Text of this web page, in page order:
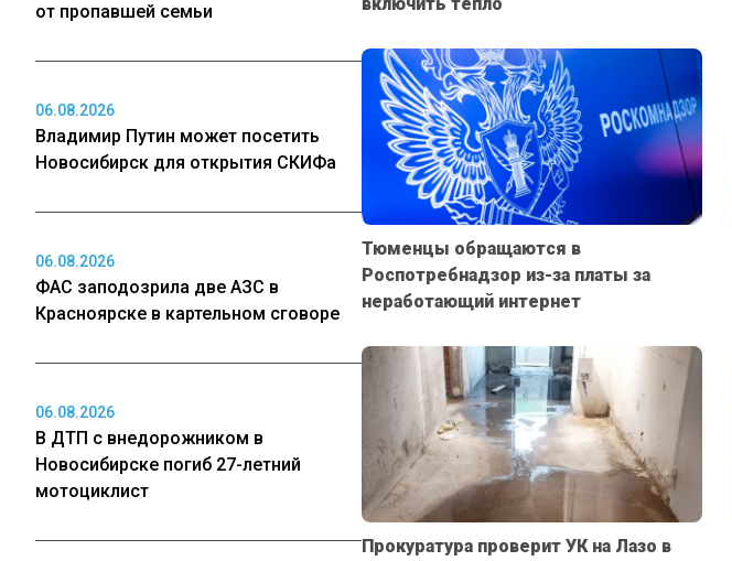
от пропавшей семьи
06.08.2026
Владимир Путин может посетить
Новосибирск для открытия СКИФа
06.08.2026
ФАС заподозрила две АЗС в
Красноярске в картельном сговоре
06.08.2026
В ДТП с внедорожником в
Новосибирске погиб 27-летний
мотоциклист
Тюменцы обращаются в
Роспотребнадзор из-за платы за
неработающий интернет
Прокуратура проверит УК на Лазо в